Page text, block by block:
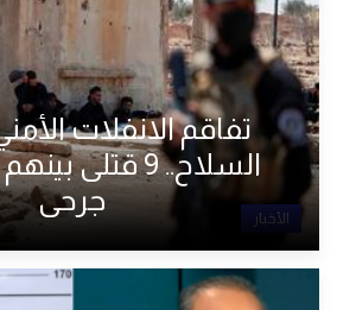
الأخبار
تفاقم الانفلات
جرحى